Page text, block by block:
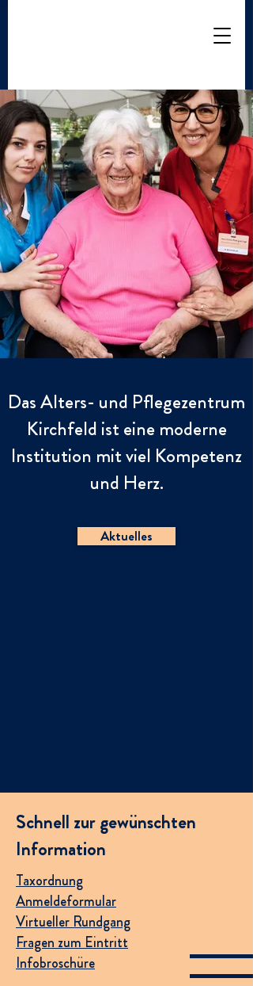
Das Alters- und Pflegezentrum
Kirchfeld ist eine moderne
Institution mit viel Kompetenz
und Herz.
Aktuelles
Schnell zur gewünschten
Information
Taxordnung
Anmeldeformular
Virtueller Rundgang
Fragen zum Eintritt
Infobroschüre